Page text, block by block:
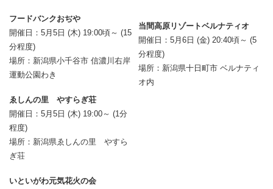
フードバンクおぢや
開催日：5月5日 (木) 19:00頃～ (15
分程度)
場所：新潟県小千谷市 信濃川右岸
運動公園わき
ゑしんの里 やすらぎ荘
開催日：5月5日 (木) 19:00～ (1分
程度)
場所：新潟県ゑしんの里 やすら
ぎ荘
いといがわ元気花火の会
当間高原リゾートベルナティオ
開催日：5月6日 (金) 20:40頃～ (5
分程度)
場所：新潟県十日町市 ベルナティ
オ内